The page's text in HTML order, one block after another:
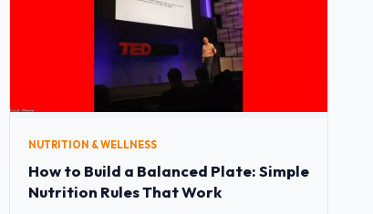
NUTRITION & WELLNESS
How to Build a Balanced Plate: Simple
Nutrition Rules That Work